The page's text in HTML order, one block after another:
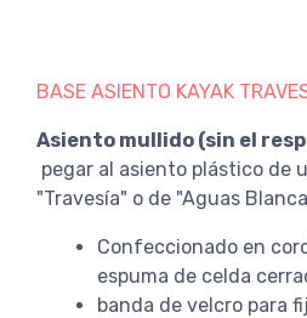
BASE ASIENTO KAYAK
Asiento mullido (sin el
pegar al asiento plástico de
"Travesía" o de "Aguas
Confeccionado en
espuma de celda
banda de velcro para